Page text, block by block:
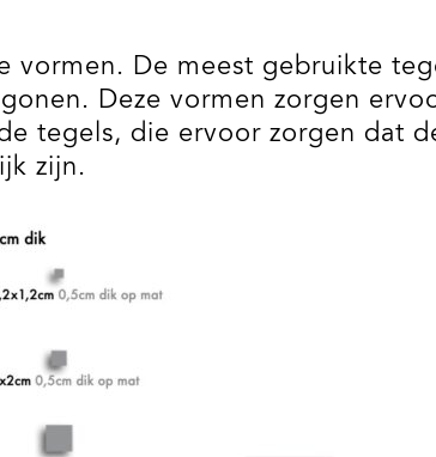
vormen. De meest gebruikte
Deze vormen zorgen
tegels, die ervoor zorgen dat
zijn.